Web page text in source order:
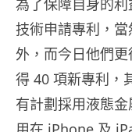
為了保障自身的
技術申請專利，
外，而今日他們
得 40 項新專利，
有計劃採用液態